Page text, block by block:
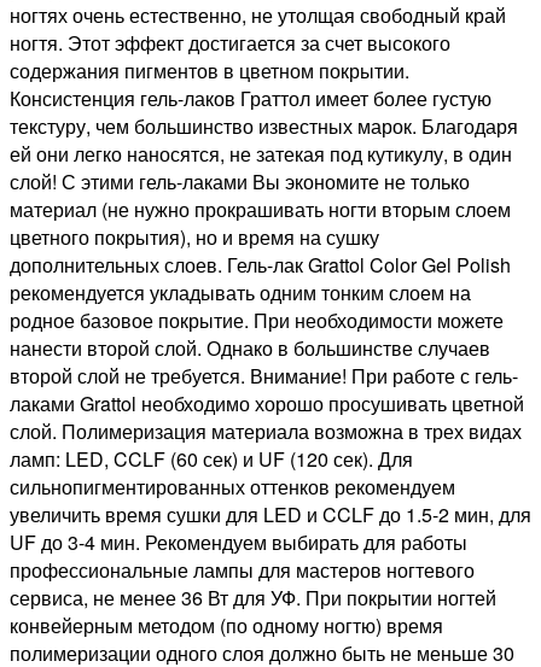
ногтях очень естественно, не утолщая свободный край
ногтя. Этот эффект достигается за счет высокого
содержания пигментов в цветном покрытии.
Консистенция гель-лаков Граттол имеет более густую
текстуру, чем большинство известных марок. Благодаря
ей они легко наносятся, не затекая под кутикулу, в один
слой! С этими гель-лаками Вы экономите не только
материал (не нужно прокрашивать ногти вторым слоем
цветного покрытия), но и время на сушку
дополнительных слоев. Гель-лак Grattol Color Gel Polish
рекомендуется укладывать одним тонким слоем на
родное базовое покрытие. При необходимости можете
нанести второй слой. Однако в большинстве случаев
второй слой не требуется. Внимание! При работе с гель-
лаками Grattol необходимо хорошо просушивать цветной
слой. Полимеризация материала возможна в трех видах
ламп: LED, CCLF (60 сек) и UF (120 сек). Для
сильнопигментированных оттенков рекомендуем
увеличить время сушки для LED и CCLF до 1.5-2 мин, для
UF до 3-4 мин. Рекомендуем выбирать для работы
профессиональные лампы для мастеров ногтевого
сервиса, не менее 36 Вт для УФ. При покрытии ногтей
конвейерным методом (по одному ногтю) время
полимеризации одного слоя должно быть не меньше 30